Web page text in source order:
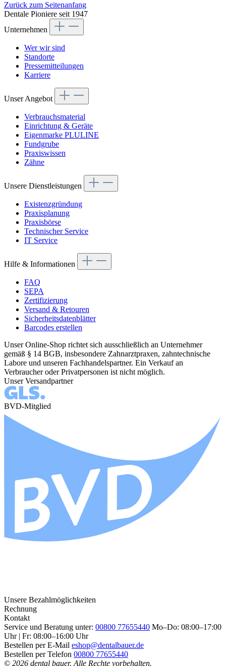
Zurück zum Seitenanfang
Dentale Pioniere seit 1947
Unternehmen
Wer wir sind
Standorte
Pressemitteilungen
Karriere
Unser Angebot
Verbrauchsmaterial
Einrichtung & Geräte
Eigenmarke PLULINE
Fundgrube
Praxiswissen
Zähne
Unsere Dienstleistungen
Existenzgründung
Praxisplanung
Praxisbörse
Technischer Service
IT Service
Hilfe & Informationen
FAQ
SEPA
Zertifizierung
Versand & Retouren
Sicherheitsdatenblätter
Barcodes erstellen
Unser Online-Shop richtet sich ausschließlich an Unternehmer
gemäß § 14 BGB, insbesondere Zahnarztpraxen, zahntechnische
Labore und unseren Fachhandelspartner. Ein Verkauf an
Verbraucher oder Privatpersonen ist nicht möglich.
Unser Versandpartner
BVD-Mitglied
Unsere Bezahlmöglichkeiten
Rechnung
Kontakt
Service und Beratung unter: 00800 77655440 Mo–Do: 08:00–17:00
Uhr | Fr: 08:00–16:00 Uhr
Bestellen per E-Mail eshop@dentalbauer.de
Bestellen per Telefon 00800 77655440
© 2026 dental bauer. Alle Rechte vorbehalten.